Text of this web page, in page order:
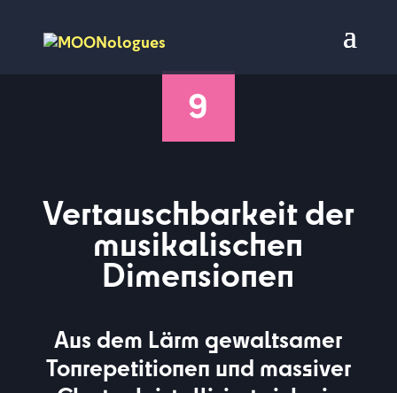
9
Vertauschbarkeit der
musikalischen
Dimensionen
Aus dem Lärm gewaltsamer
Tonrepetitionen und massiver